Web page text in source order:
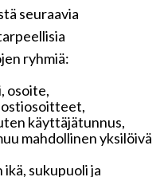
seuraavia
ryhmiä:
osoite,
käyttäjätunnus,
mahdollinen yksilöivä
sukupuoli ja